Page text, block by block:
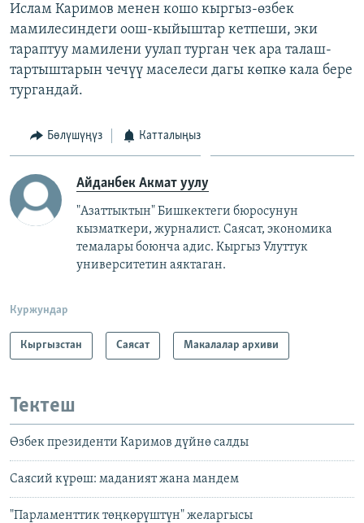
Ислам Каримов менен кошо кыргыз-өзбек
мамилесиндеги оош-кыйыштар кетпеши, эки
тараптуу мамилени уулап турган чек ара талаш-
тартыштарын чечүү маселеси дагы көпкө кала бере
тургандай.
Бөлүшүңүз Катталыңыз
Айданбек Акмат уулу
"Азаттыктын" Бишкектеги бюросунун
кызматкери, журналист. Саясат, экономика
темалары боюнча адис. Кыргыз Улуттук
университетин аяктаган.
Куржундар
Кыргызстан Саясат Макалалар архиви
Тектеш
Өзбек президенти Каримов дүйнө салды
Саясий күрөш: маданият жана мандем
"Парламенттик төңкөрүштүн" желаргысы